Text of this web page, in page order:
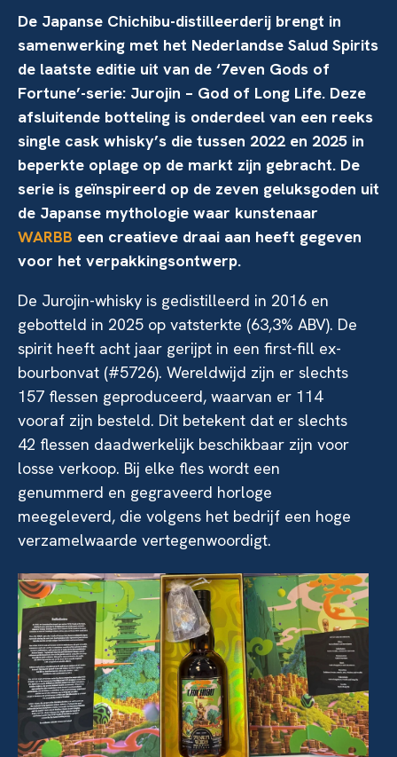
De Japanse Chichibu-distilleerderij brengt in
samenwerking met het Nederlandse Salud Spirits
de laatste editie uit van de ‘7even Gods of
Fortune’-serie: Jurojin – God of Long Life. Deze
afsluitende botteling is onderdeel van een reeks
single cask whisky’s die tussen 2022 en 2025 in
beperkte oplage op de markt zijn gebracht. De
serie is geïnspireerd op de zeven geluksgoden uit
de Japanse mythologie waar kunstenaar
WARBB een creatieve draai aan heeft gegeven
voor het verpakkingsontwerp.
De Jurojin-whisky is gedistilleerd in 2016 en
gebotteld in 2025 op vatsterkte (63,3% ABV). De
spirit heeft acht jaar gerijpt in een first-fill ex-
bourbonvat (#5726). Wereldwijd zijn er slechts
157 flessen geproduceerd, waarvan er 114
vooraf zijn besteld. Dit betekent dat er slechts
42 flessen daadwerkelijk beschikbaar zijn voor
losse verkoop. Bij elke fles wordt een
genummerd en gegraveerd horloge
meegeleverd, die volgens het bedrijf een hoge
verzamelwaarde vertegenwoordigt.